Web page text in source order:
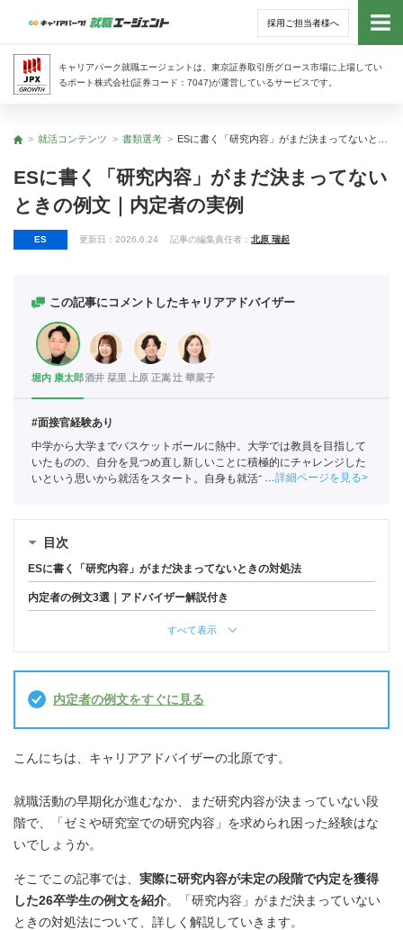
採用ご担当者様へ
キャリアパーク就職エージェントは、東京証券取引所グロース市場に上場してい
るポート株式会社(証券コード：7047)が運営しているサービスです。
トッ
トップ
就活コンテンツ 書類選考
ESに書く「研究内容」がまだ決まってない
ときの例文｜内定者の実例
ES 更新日： 2026.6.24 記事の編集責任者： 北原 瑞起
この記事にコメントしたキャリアアドバイザー
堀内 康太郎酒井 栞里 上原 正嵩辻 華菜子
#面接官経験あり
中学から大学までバスケットボールに熱中。大学では教員を目指して
いたものの、自分を見つめ直し新しいことに積極的にチャレンジした
いという思いから就活をスタート。自身も就活ではエージェントを利
詳細ページを見る
目次
ESに書く「研究内容」がまだ決まってないときの対処法
内定者の例文3選｜アドバイザー解説付き
すべて表示
内定者の例文をすぐに見る
こんにちは、キャリアアドバイザーの北原です。
就職活動の早期化が進むなか、まだ研究内容が決まっていない段
階で、「ゼミや研究室での研究内容」を求められ困った経験はな
いでしょうか。
そこでこの記事では、 実際に研究内容が未定の段階で内定を獲得
した26卒学生の例文を紹介。「研究内容」がまだ決まっていない
ときの対処法について、詳しく解説していきます。